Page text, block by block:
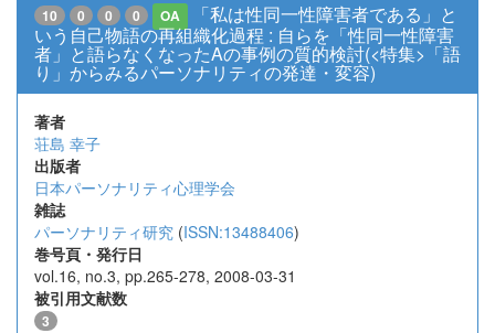
10 0 0 0 OA
「私は性同一性障害者である」と
いう自己物語の再組織化過程 : 自らを「性同一性障害
者」と語らなくなったAの事例の質的検討(<特集>「語
り」からみるパーソナリティの発達・変容)
著者
荘島 幸子
出版者
日本パーソナリティ心理学会
雑誌
パーソナリティ研究 (ISSN:13488406)
巻号頁・発行日
vol.16, no.3, pp.265-278, 2008-03-31
被引用文献数
3